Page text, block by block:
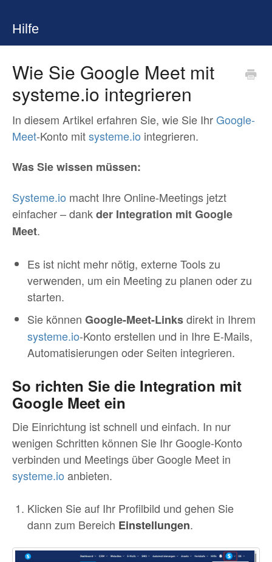
Hilfe
Wie Sie Google Meet mit
systeme.io integrieren
In diesem Artikel erfahren Sie, wie Sie IhrGoogle-
Meet-Konto mitsysteme.io integrieren.
Was Sie wissen müssen:
Systeme.io macht Ihre Online-Meetings jetzt
einfacher – dankder Integration mit Google
Meet.
Es ist nicht mehr nötig, externe Tools zu
verwenden, um ein Meeting zu planen oder zu
starten.
Sie können Google-Meet-Linksdirekt in Ihrem
systeme.io-Konto erstellen und in Ihre E-Mails,
Automatisierungen oder Seiten integrieren.
So richten Sie die Integration mit
Google Meet ein
Die Einrichtung ist schnell und einfach. In nur
wenigen Schritten können Sie Ihr Google-Konto
verbinden und Meetings über Google Meet in
systeme.io anbieten.
Klicken Sie auf Ihr Profilbild und gehen Sie
dann zum Bereich Einstellungen.